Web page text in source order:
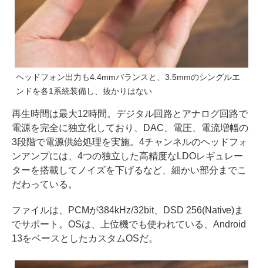
ヘッドフォン出力も4.4mmバランスと、3.5mmのシングルエ
ンドを各1系統装備し、抜かりはない
再生時間は最大12時間。デジタル回路とアナログ回路で
電源を完全に独立化しており、DAC、電圧、電流増幅の
3段階で電源供給処理を実施。4チャンネルのヘッドフォ
ンアンプには、4つの独立した高精度なLDOレギュレー
ターを搭載してノイズを下げるなど、細かい部分までこ
だわっている。
ファイルは、PCMが384kHz/32bit、DSD 256(Native)ま
でサポート。OSは、上位機でも使われている、Android
13をベースとしたカスタムOSだ。